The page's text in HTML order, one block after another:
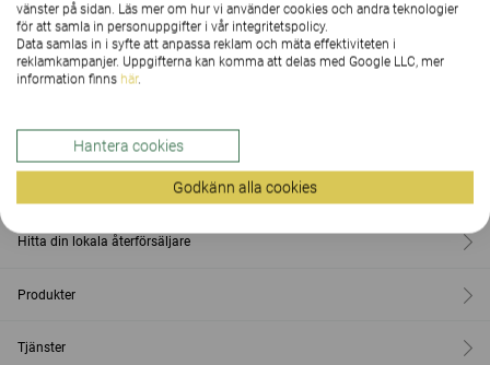
Upptäck mer
Oilquick Hudiksvall
Jobbcentrum Hudiksvall
Hitta din lokala återförsäljare
Produkter
Tjänster
vänster på sidan. Läs mer om hur vi använder cookies och andra teknologier
för att samla in personuppgifter i vår integritetspolicy.
Data samlas in i syfte att anpassa reklam och mäta effektiviteten i
reklamkampanjer. Uppgifterna kan komma att delas med Google LLC, mer
information finns här.
Hantera cookies
Godkänn alla cookies